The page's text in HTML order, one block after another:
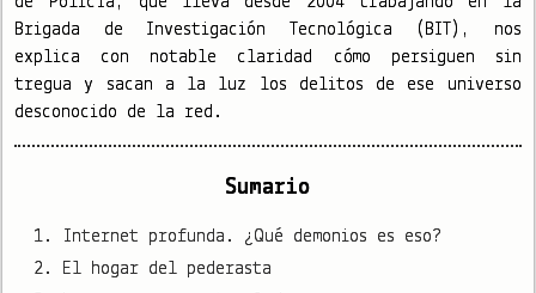
Brigada de Investigación Tecnológica (BIT), nos
explica con notable claridad cómo persiguen sin
tregua y sacan a la luz los delitos de ese universo
desconocido de la red.
Sumario
Internet profunda. ¿Qué demonios es eso?
El hogar del pederasta